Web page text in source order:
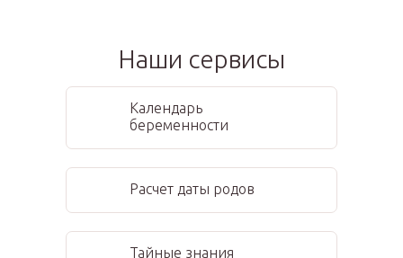
Наши сервисы
Календарь
беременности
Расчет даты родов
Тайные знания